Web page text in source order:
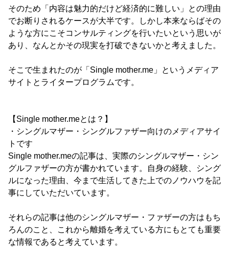
そのため「内容は魅力的だけど経済的に難しい」との理由
でお断りされるケースが大半です。しかし本来ならばその
ような方にこそコンサルティングを行いたいという思いが
あり、なんとかその現実を打破できないかと考えました。
そこで生まれたのが「Single mother.me」というメディア
サイトとライタープログラムです。
【Single mother.meとは？】
・シングルマザー・シングルファザー向けのメディアサイ
トです
Single mother.meの記事は、実際のシングルマザー・シン
グルファザーの方が書かれています。自身の経験、シング
ルになった理由、今まで生活してきた上でのノウハウを記
事にしていただいています。
それらの記事は他のシングルマザー・ファザーの方はもち
ろんのこと、これから離婚を考えている方にもとても重要
な情報であると考えています。